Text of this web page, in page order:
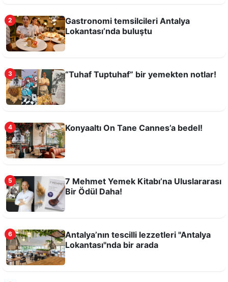
Gastronomi: Kültür mü, Tüketim Şovu mu?
Özenç ile Geçmişten Geleceğe Lezzet Köprüsü
2
Gastronomi temsilcileri Antalya
Lokantası’nda buluştu
3 “Tuhaf Tuptuhaf” bir yemekten notlar!
4 Konyaaltı On Tane Cannes’a bedel!
5
7 Mehmet Yemek Kitabı’na Uluslararası
Bir Ödül Daha!
6
Antalya’nın tescilli lezzetleri "Antalya
Lokantası"nda bir arada